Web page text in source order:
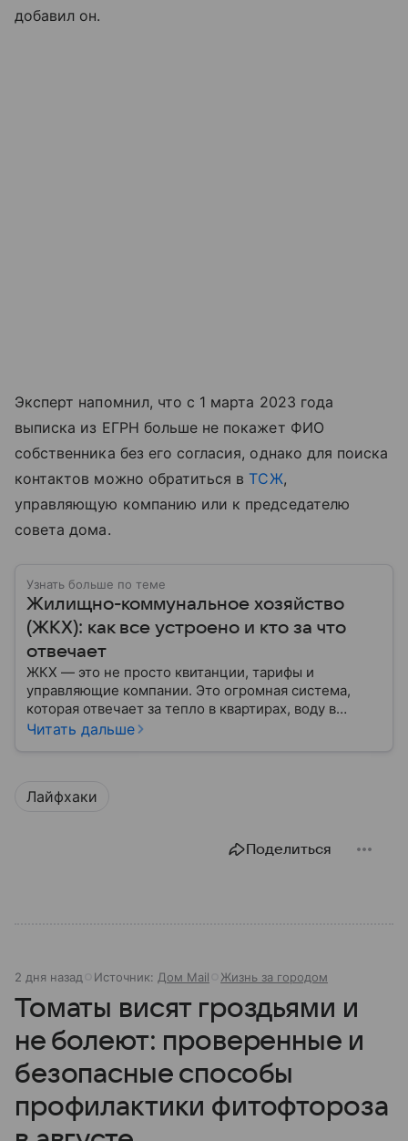
добавил он.
Эксперт напомнил, что с 1 марта 2023 года
выписка из ЕГРН больше не покажет ФИО
собственника без его согласия, однако для поиска
контактов можно обратиться в ТСЖ,
управляющую компанию или к председателю
совета дома.
Узнать больше по теме
Жилищно-коммунальное хозяйство
(ЖКХ): как все устроено и кто за что
отвечает
ЖКХ — это не просто квитанции, тарифы и
управляющие компании. Это огромная система,
которая отвечает за тепло в квартирах, воду в
кране, освещение улиц и чистоту во дворах.
Читать дальше
Лайфхаки
Поделиться
2 дня назад Источник: Дом Mail Жизнь за городом
Томаты висят гроздьями и
не болеют: проверенные и
безопасные способы
профилактики фитофтороза